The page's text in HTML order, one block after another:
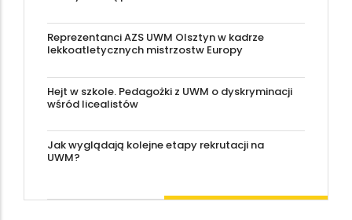
Reprezentanci AZS UWM Olsztyn w kadrze
lekkoatletycznych mistrzostw Europy
Hejt w szkole. Pedagożki z UWM o dyskryminacji
wśród licealistów
Jak wyglądają kolejne etapy rekrutacji na
UWM?